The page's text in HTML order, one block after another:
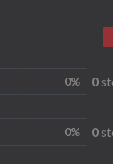
0% 0
0% 0